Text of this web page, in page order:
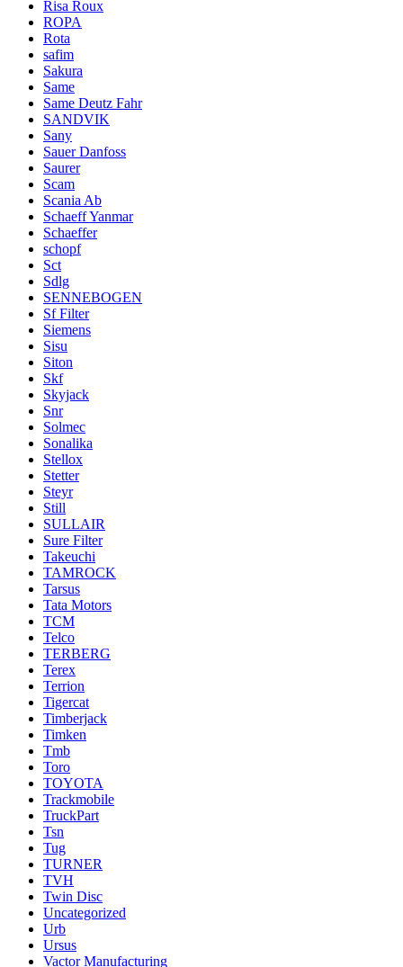
Risa Roux
ROPA
Rota
safim
Sakura
Same
Same Deutz Fahr
SANDVIK
Sany
Sauer Danfoss
Saurer
Scam
Scania Ab
Schaeff Yanmar
Schaeffer
schopf
Sct
Sdlg
SENNEBOGEN
Sf Filter
Siemens
Sisu
Siton
Skf
Skyjack
Snr
Solmec
Sonalika
Stellox
Stetter
Steyr
Still
SULLAIR
Sure Filter
Takeuchi
TAMROCK
Tarsus
Tata Motors
TCM
Telco
TERBERG
Terex
Terrion
Tigercat
Timberjack
Timken
Tmb
Toro
TOYOTA
Trackmobile
TruckPart
Tsn
Tug
TURNER
TVH
Twin Disc
Uncategorized
Urb
Ursus
Vactor Manufacturing